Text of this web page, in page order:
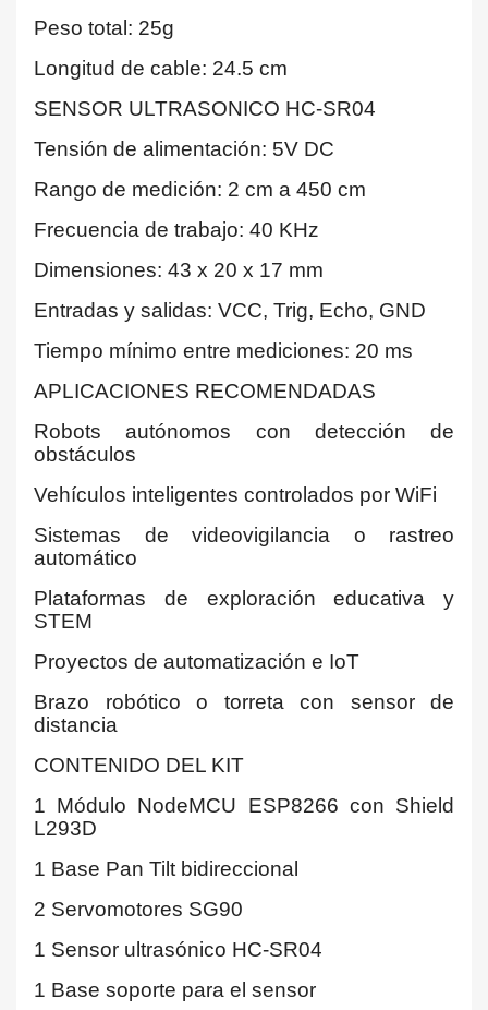
Peso total: 25g
Longitud de cable: 24.5 cm
SENSOR ULTRASONICO HC-SR04
Tensión de alimentación: 5V DC
Rango de medición: 2 cm a 450 cm
Frecuencia de trabajo: 40 KHz
Dimensiones: 43 x 20 x 17 mm
Entradas y salidas: VCC, Trig, Echo, GND
Tiempo mínimo entre mediciones: 20 ms
APLICACIONES RECOMENDADAS
Robots autónomos con detección de
obstáculos
Vehículos inteligentes controlados por WiFi
Sistemas de videovigilancia o rastreo
automático
Plataformas de exploración educativa y
STEM
Proyectos de automatización e IoT
Brazo robótico o torreta con sensor de
distancia
CONTENIDO DEL KIT
1 Módulo NodeMCU ESP8266 con Shield
L293D
1 Base Pan Tilt bidireccional
2 Servomotores SG90
1 Sensor ultrasónico HC-SR04
1 Base soporte para el sensor